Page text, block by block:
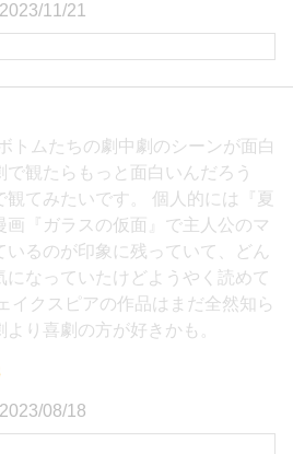
2023/11/21
トムたちの劇中劇のシーンが面白
で観たらもっと面白いんだろう
観てみたいです。 個人的には『夏
画『ガラスの仮面』で主人公のマ
いるのが印象に残っていて、どん
になっていたけどようやく読めて
イクスピアの作品はまだ全然知ら
り喜劇の方が好きかも。
2023/08/18